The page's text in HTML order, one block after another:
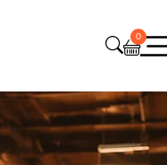
0